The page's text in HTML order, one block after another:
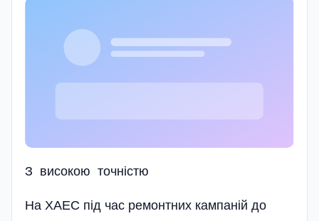
З високою точністю
На ХАЕС під час ремонтних кампаній до